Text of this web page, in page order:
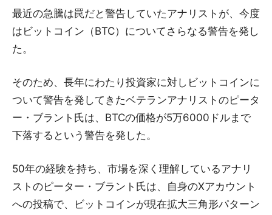
最近の急騰は罠だと警告していたアナリストが、今度
はビットコイン（BTC）についてさらなる警告を発し
た。
そのため、長年にわたり投資家に対しビットコインに
ついて警告を発してきたベテランアナリストのピータ
ー・ブラント氏は、BTCの価格が5万6000ドルまで
下落するという警告を発した。
50年の経験を持ち、市場を深く理解しているアナリ
ストのピーター・ブラント氏は、自身のXアカウント
への投稿で、ビットコインが現在拡大三角形パターン